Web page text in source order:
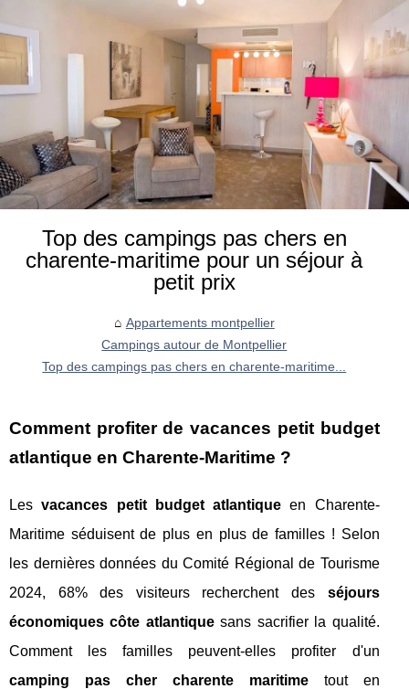
Top des campings pas chers en
charente-maritime pour un séjour à
petit prix
Appartements montpellier
Campings autour de Montpellier
Top des campings pas chers en charente-maritime...
Comment profiter devacances petit budget
atlantique en Charente-Maritime ?
Lesvacances petit budget atlantique en Charente-
Maritime séduisent de plus en plus de familles ! Selon
les dernières données du Comité Régional de Tourisme
2024, 68% des visiteurs recherchent des séjours
économiques côte atlantiquesans sacrifier la qualité.
Comment les familles peuvent-elles profiter d'un
camping pas cher charente maritimetout en